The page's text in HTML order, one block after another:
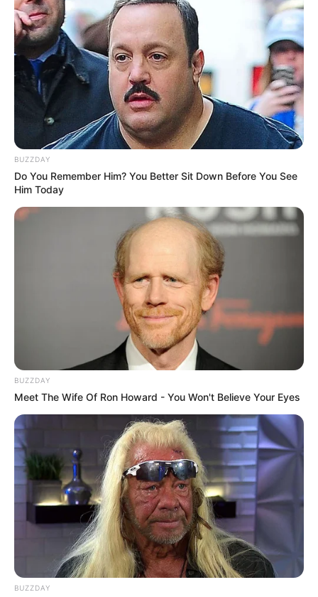
BUZZDAY
Do You Remember Him? You Better Sit Down Before You See
Him Today
BUZZDAY
Meet The Wife Of Ron Howard - You Won't Believe Your Eyes
BUZZDAY